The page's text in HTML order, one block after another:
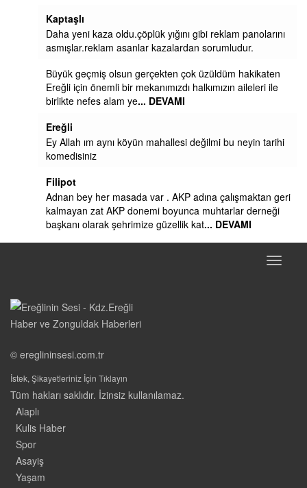
Kaptaşlı
Daha yeni kaza oldu.çöplük yığını gibi reklam panolarını
asmışlar.reklam asanlar kazalardan sorumludur.
Büyük geçmiş olsun gerçekten çok üzüldüm hakikaten
Ereğli için önemli bir mekanımızdı halkımızın aileleri ile
birlikte nefes alam ye... DEVAMI
Ereğli
Ey Allah ım aynı köyün mahallesi değilmi bu neyin tarihi
komedisiniz
Filipot
Adnan bey her masada var . AKP adına çalışmaktan geri
kalmayan zat AKP donemi boyunca muhtarlar derneği
başkanı olarak şehrimize güzellik kat... DEVAMI
Toggle
© ereglininsesi.com.tr
İstek, Şikayetleriniz İçin Tıklayın
Tüm hakları saklıdır. İzinsiz kullanılamaz.
Alaplı
Kulis Haber
Spor
Asayiş
Yaşam